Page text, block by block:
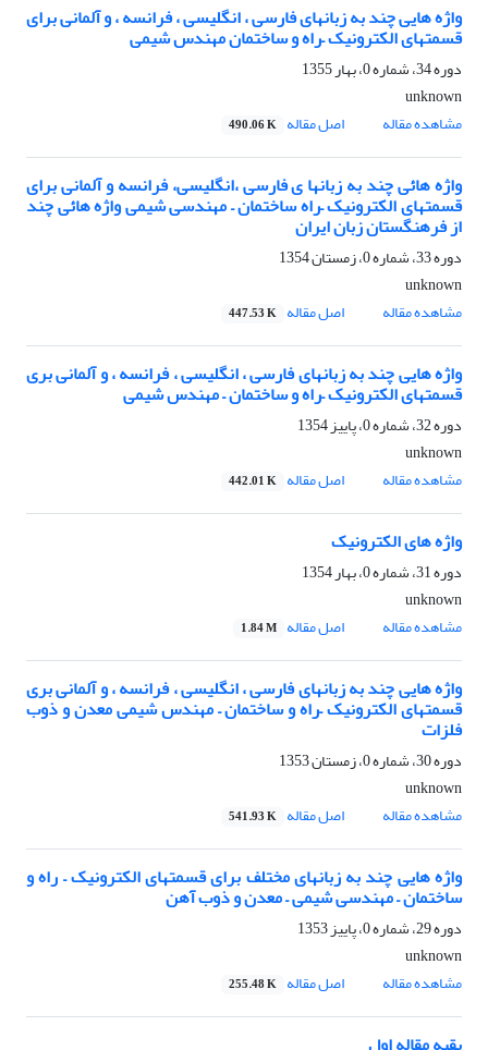
واژه هایی چند به زبانهای فارسی ، انگلیسی ، فرانسه ، و آلمانی برای
قسمتهای الکترونیک –راه و ساختمان مهندس شیمی
دوره 34، شماره 0، بهار 1355
unknown
مشاهده مقاله
اصل مقاله 490.06 K
واژه هائی چند به زبانها ی فارسی ،انگلیسی، فرانسه و آلمانی برای
قسمتهای الکترونیک –راه ساختمان – مهندسی شیمی واژه هائی چند
از فرهنگستان زبان ایران
دوره 33، شماره 0، زمستان 1354
unknown
مشاهده مقاله
اصل مقاله 447.53 K
واژه هایی چند به زبانهای فارسی ، انگلیسی ، فرانسه ، و آلمانی بری
قسمتهای الکترونیک –راه و ساختمان – مهندس شیمی
دوره 32، شماره 0، پاییز 1354
unknown
مشاهده مقاله
اصل مقاله 442.01 K
واژه های الکترونیک
دوره 31، شماره 0، بهار 1354
unknown
مشاهده مقاله
اصل مقاله 1.84 M
واژه هایی چند به زبانهای فارسی ، انگلیسی ، فرانسه ، و آلمانی بری
قسمتهای الکترونیک –راه و ساختمان – مهندس شیمی معدن و ذوب
فلزات
دوره 30، شماره 0، زمستان 1353
unknown
مشاهده مقاله
اصل مقاله 541.93 K
واژه هایی چند به زبانهای مختلف برای قسمتهای الکترونیک – راه و
ساختمان – مهندسی شیمی – معدن و ذوب آهن
دوره 29، شماره 0، پاییز 1353
unknown
مشاهده مقاله
اصل مقاله 255.48 K